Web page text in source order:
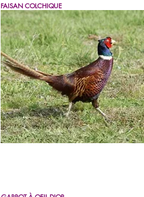
FAISAN COLCHIQUE